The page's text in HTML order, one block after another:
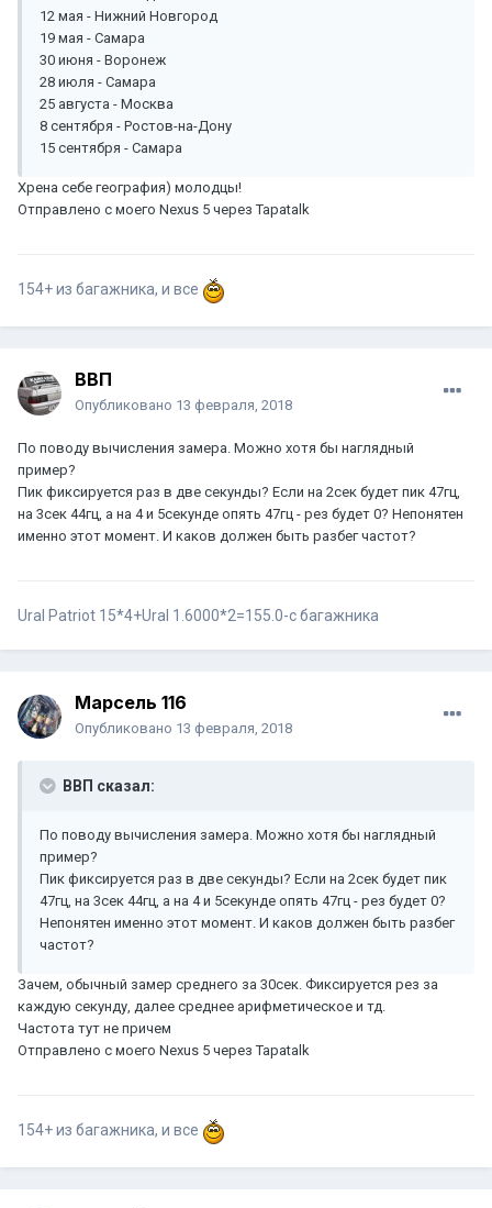
12 мая - Нижний Новгород
19 мая - Самара
30 июня - Воронеж
28 июля - Самара
25 августа - Москва
8 сентября - Ростов-на-Дону
15 сентября - Самара
Хрена себе география) молодцы!
Отправлено с моего Nexus 5 через Tapatalk
154+ из багажника, и все
ВВП
Опубликовано 13 февраля, 2018
По поводу вычисления замера. Можно хотя бы наглядный
пример?
Пик фиксируется раз в две секунды? Если на 2сек будет пик 47гц,
на 3сек 44гц, а на 4 и 5секунде опять 47гц - рез будет 0? Непонятен
именно этот момент. И каков должен быть разбег частот?
Ural Patriot 15*4+Ural 1.6000*2=155.0-с багажника
Марсель 116
Опубликовано 13 февраля, 2018
ВВП сказал:
По поводу вычисления замера. Можно хотя бы наглядный
пример?
Пик фиксируется раз в две секунды? Если на 2сек будет пик
47гц, на 3сек 44гц, а на 4 и 5секунде опять 47гц - рез будет 0?
Непонятен именно этот момент. И каков должен быть разбег
частот?
Зачем, обычный замер среднего за 30сек. Фиксируется рез за
каждую секунду, далее среднее арифметическое и тд.
Частота тут не причем
Отправлено с моего Nexus 5 через Tapatalk
154+ из багажника, и все